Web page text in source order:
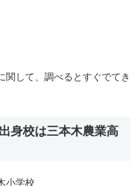
関して、調べるとすぐでてき
身校は三本木農業高
小学校